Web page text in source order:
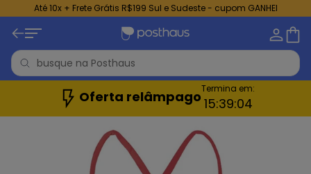
Até 10x + Frete Grátis R$199 Sul e Sudeste - cupom GANHEI
Oferta relâmpagoTermina em:
15:39:02